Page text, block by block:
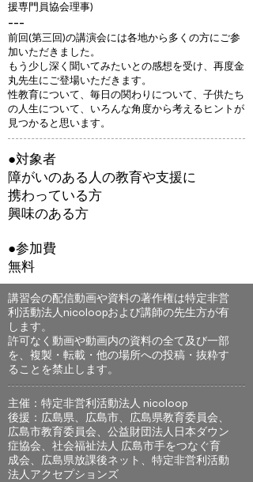
援専門員協会理事)
​---
前回(第三回)の講演会には各地から多くの方にご参
加いただきました。
もう少し深く聞いてみたいとの感想を受け、再度金
丸先生にご登場いただきます。
性教育について、毎日の関わりについて、子供たち
の人生について、いろんな角度から考えるヒントが
見つかると思います。
●対象者
障がいのある人の教育や支援に
携わっている方
興味のある方
●参加費
​無料
講習会の配信動画や資料の著作権は特定非営
利活動法人nicoloopおよび講師の先生方が有
します。​
​許可なく動画や動画内の資料の全て及び一部
を、複製・転載・他の場所への投稿・抜粋す
ることを禁止します。
主催：特定非営利活動法人 nicoloop
後援：広島県、広島市、広島県教育委員会、
広島市教育委員会、公益財団法人日本ダウン
症協会、社会福祉法人 広島市手をつなぐ育
成会、広島県放課後ネット、特定非営利活動
法人アクセプションズ